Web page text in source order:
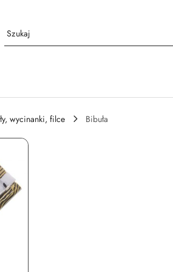
wycinanki, filce
Bibuła